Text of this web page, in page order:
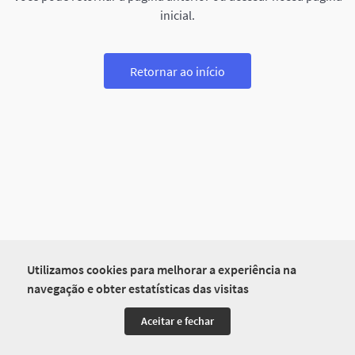
Utilizamos cookies para melhorar a experiência na
navegação e obter estatísticas das visitas
Aceitar e fechar
inicial.
Retornar ao início